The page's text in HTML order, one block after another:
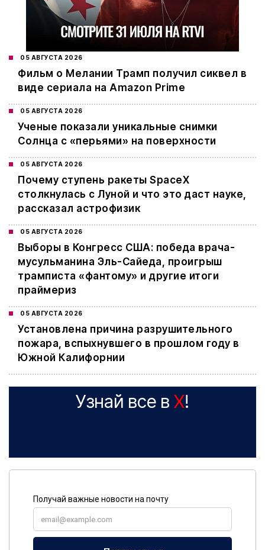
05 АВГУСТА 2026
Фильм о Мелании Трамп получил сиквел в
виде сериала на Amazon Prime
05 АВГУСТА 2026
Ученые показали уникальные снимки
Солнца с «перьями» на поверхности
05 АВГУСТА 2026
Почему ступень ракеты SpaceX
столкнулась с Луной и что это даст науке,
рассказал астрофизик
05 АВГУСТА 2026
Выборы в Конгресс США: победа врача-
мусульманина Эль-Сайеда, проигрыш
трамписта «фантому» и другие итоги
праймериз
05 АВГУСТА 2026
Установлена причина разрушительного
пожара, вспыхнувшего в прошлом году в
Южной Калифорнии
Узнай все в X!